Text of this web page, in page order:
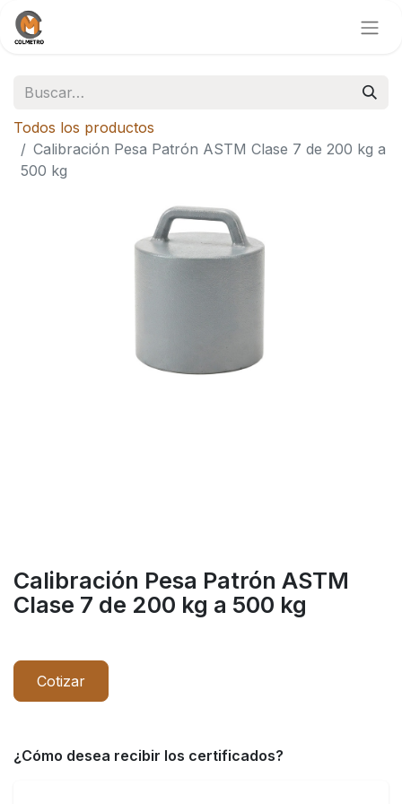
Todos los productos
Calibración Pesa Patrón ASTM Clase 7 de 200 kg a
500 kg
Calibración Pesa Patrón ASTM
Clase 7 de 200 kg a 500 kg
Cotizar
¿Cómo desea recibir los certificados?